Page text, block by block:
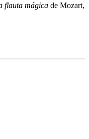
flauta mágica de Mozart,